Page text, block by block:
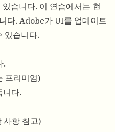
습니다. 이 연습에서는 현
다. Adobe가 UI를 업데이트
있습니다.
.
프리미엄)
다.
사항 참고)